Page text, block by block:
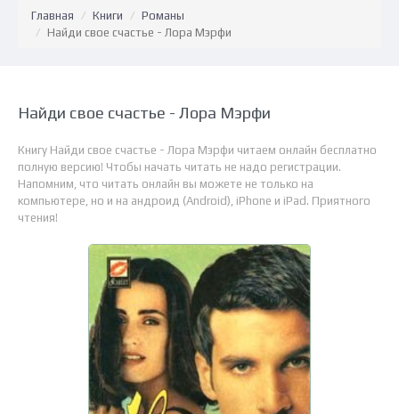
Главная Книги
Романы
Найди свое счастье - Лора Мэрфи
Найди свое счастье - Лора Мэрфи
Книгу Найди свое счастье - Лора Мэрфи читаем онлайн бесплатно
полную версию! Чтобы начать читать не надо регистрации.
Напомним, что читать онлайн вы можете не только на
компьютере, но и на андроид (Android), iPhone и iPad. Приятного
чтения!